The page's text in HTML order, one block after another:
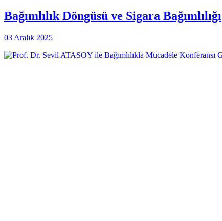
Bağımlılık Döngüsü ve Sigara Bağımlılığı
03 Aralık 2025